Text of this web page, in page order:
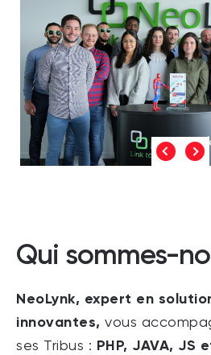
Qui sommes-
NeoLynk, expert en
innovantes, vous
ses Tribus : PHP, JAVA, JS